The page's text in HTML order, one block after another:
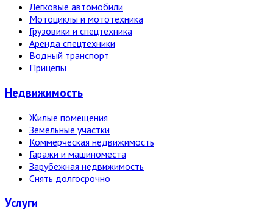
Легковые автомобили
Мотоциклы и мототехника
Грузовики и спецтехника
Аренда спецтехники
Водный транспорт
Прицепы
Недвижи­мость
Жилые помещения
Земельные участки
Коммерческая недвижимость
Гаражи и машиноместа
Зарубежная недвижимость
Снять долгосрочно
Услуги